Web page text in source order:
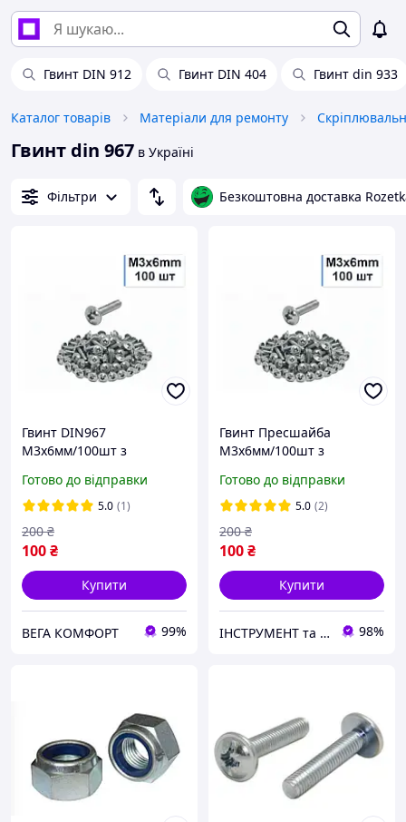
Гвинт DIN 912 Гвинт DIN 404 Гвинт din 933
Каталог товарів Матеріали для ремонту
Гвинт din 967 в Україні
Фільтри Безкоштовна доставка
Гвинт DIN967
М3х6мм/100шт з
та Пресшайбою
Оцинкований Spec
Готово до відправки
5.0 (1)
100₴
200 ₴
Купити
ВЕГА КОМФОРТ 99%
Гвинт Пресшайба
М3х6мм/100шт з
DIN 967 Оцинкований
Spec
Готово до відправки
5.0 (2)
100₴
200 ₴
Купити
ІНСТРУМЕНТ та МЕТИЗИ 98%